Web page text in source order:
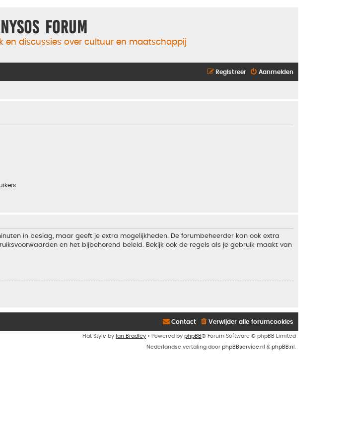
Forum
en discussies over cultuur en maatschappij
Aanmelden
Registreer
in beslag, maar geeft je extra mogelijkheden. De forumbeheerder kan ook extra
en het bijbehorend beleid. Bekijk ook de regels als je gebruik maakt van
Verwijder alle forumcookies
Contact
Flat Style by Ian Bradley • Powered by phpBB® Forum Software © phpBB Limited
Nederlandse vertaling door phpBBservice.nl & phpBB.nl